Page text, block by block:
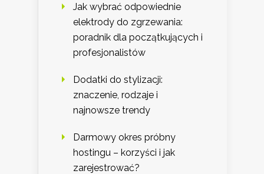
Jak wybrać odpowiednie
elektrody do zgrzewania:
poradnik dla początkujących i
profesjonalistów
Dodatki do stylizacji:
znaczenie, rodzaje i
najnowsze trendy
Darmowy okres próbny
hostingu – korzyści i jak
zarejestrować?